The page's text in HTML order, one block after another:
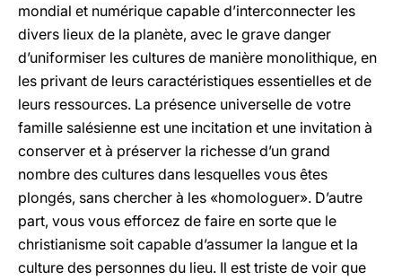
mondial et numérique capable d’interconnecter les
divers lieux de la planète, avec le grave danger
d’uniformiser les cultures de manière monolithique, en
les privant de leurs caractéristiques essentielles et de
leurs ressources. La présence universelle de votre
famille salésienne est une incitation et une invitation à
conserver et à préserver la richesse d’un grand
nombre des cultures dans lesquelles vous êtes
plongés, sans chercher à les «homologuer». D’autre
part, vous vous efforcez de faire en sorte que le
christianisme soit capable d’assumer la langue et la
culture des personnes du lieu. Il est triste de voir que